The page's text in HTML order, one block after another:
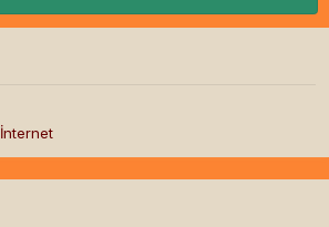
İnternet